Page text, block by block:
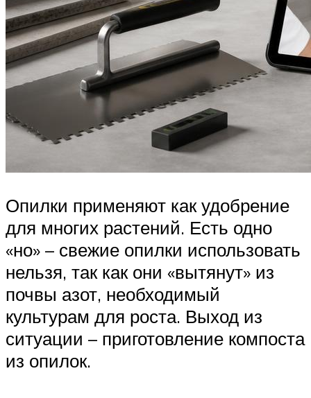
Опилки применяют как удобрение
для многих растений. Есть одно
«но» – свежие опилки использовать
нельзя, так как они «вытянут» из
почвы азот, необходимый
культурам для роста. Выход из
ситуации – приготовление компоста
из опилок.